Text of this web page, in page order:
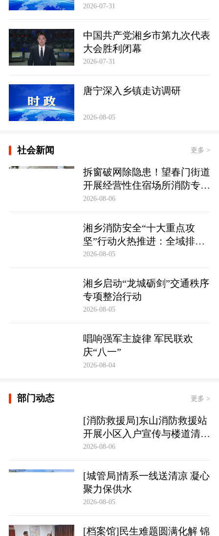
一届市委常委班子
2026-07-31
中国共产党湘乡市第九次代表
大会胜利闭幕
2026-07-31
唐宁深入乡镇走访调研
2026-08-05
社会新闻 更多 >
拆窗破网除隐患！望春门街道
开展经营性住宿场所消防专项
整治
2026-08-06
湘乡消防安全“十大重点攻
坚”行动火热推进：全域排查
除隐患 数字赋能保平安
2026-08-05
湘乡启动“龙城砺剑”交通秩序
专项整治行动
2026-08-05
唱响强军主旋律 军民联欢
庆“八一”
2026-08-04
部门动态 更多 >
[消防救援局]东山消防救援站
开展小区入户宣传与楼道清理
行动
2026-08-06
[城管局]情系一线送清凉 凝心
聚力保供水
2026-08-05
[档案馆]民生难题圆满化解 锦